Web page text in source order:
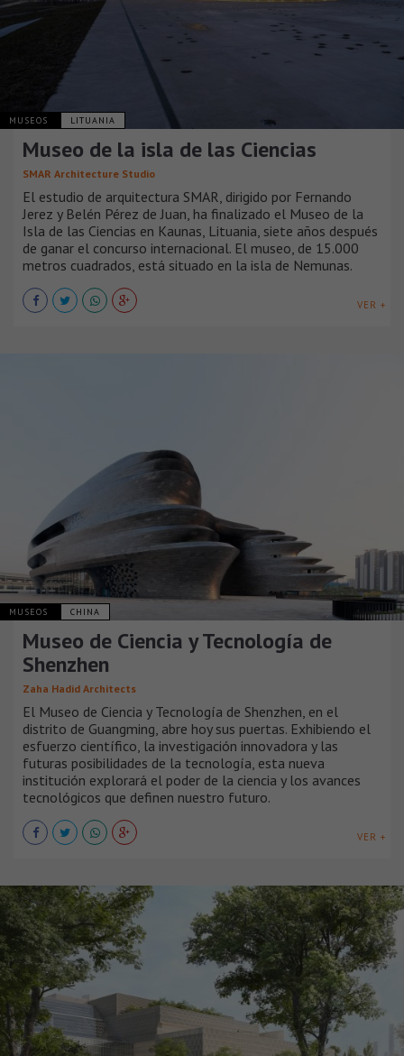
MUSEOS LITUANIA
Museo de la isla de las Ciencias
SMAR Architecture Studio
El estudio de arquitectura SMAR, dirigido por Fernando
Jerez y Belén Pérez de Juan, ha finalizado el Museo de la
Isla de las Ciencias en Kaunas, Lituania, siete años después
de ganar el concurso internacional. El museo, de 15.000
metros cuadrados, está situado en la isla de Nemunas.
VER +
MUSEOS CHINA
Museo de Ciencia y Tecnología de
Shenzhen
Zaha Hadid Architects
El Museo de Ciencia y Tecnología de Shenzhen, en el
distrito de Guangming, abre hoy sus puertas. Exhibiendo el
esfuerzo científico, la investigación innovadora y las
futuras posibilidades de la tecnología, esta nueva
institución explorará el poder de la ciencia y los avances
tecnológicos que definen nuestro futuro.
VER +